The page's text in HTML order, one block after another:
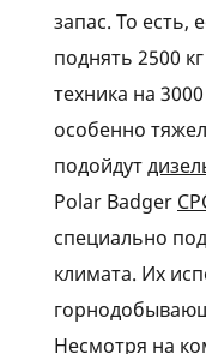
запас. То есть,
поднять 2500
техника на
особенно
подойдут
Polar Badger
специально
климата. Их
Несмотря на